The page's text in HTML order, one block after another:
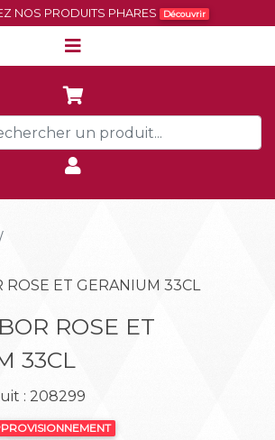
NOS PRODUITS PHARES Découvrir
ROSE ET
33CL
: 208299